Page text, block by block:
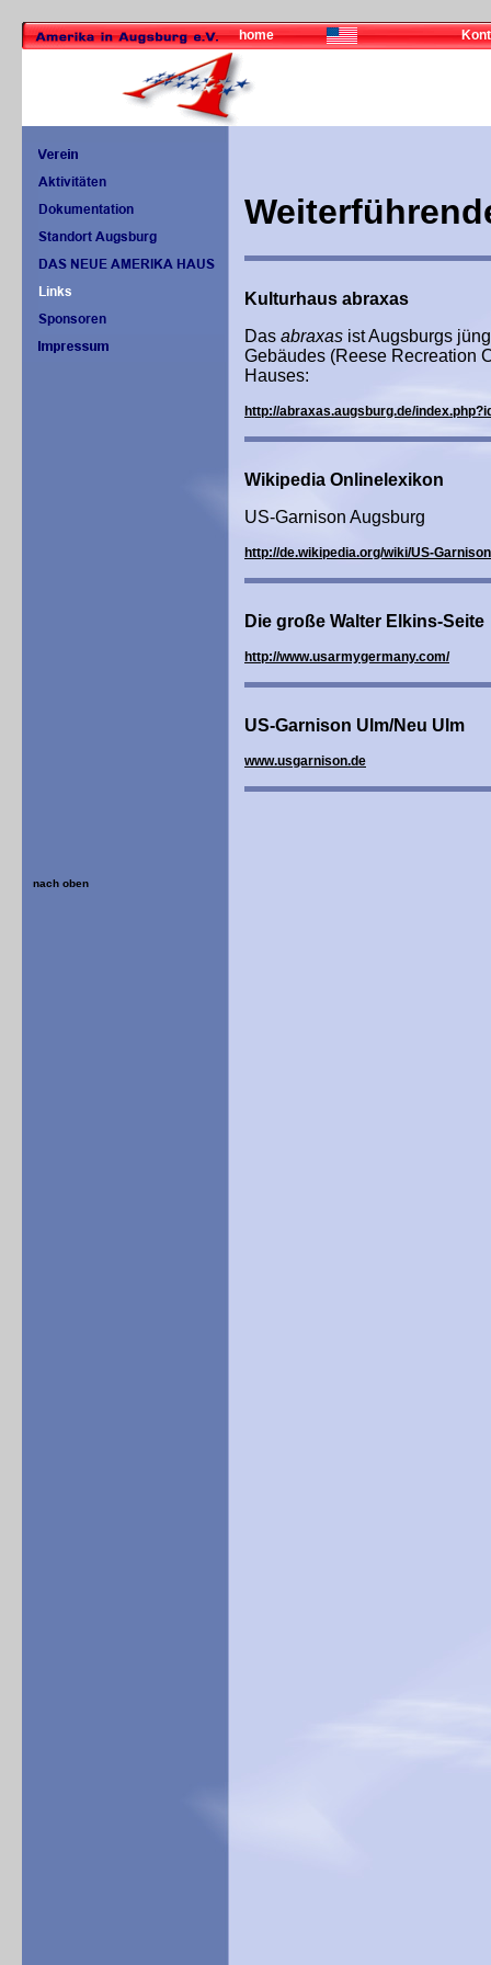
home
Kulturhaus abraxas
Das abraxas ist Augsburgs
Gebäudes (Reese Recreation
Hauses:
http://abraxas.augsburg.de/
Wikipedia Onlinelexikon
US-Garnison Augsburg
http://de.wikipedia.org/wiki/US-
Die große Walter Elkins-Seite
http://www.usarmygermany.com/
US-Garnison Ulm/Neu Ulm
www.usgarnison.de
nach oben